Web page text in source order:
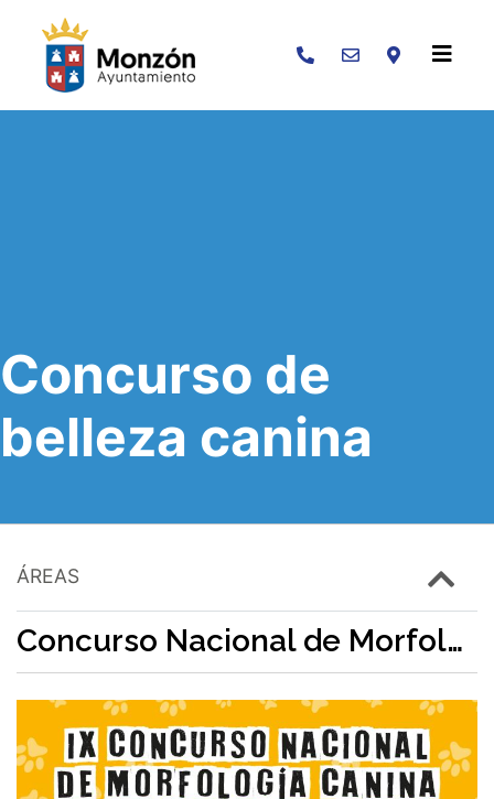
Buscar
Concurso de
belleza canina
ÁREAS
Concurso Nacional de Morfología Canina